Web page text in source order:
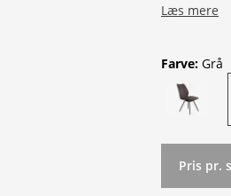
Læs mere
Farve: Grå
Pris pr.